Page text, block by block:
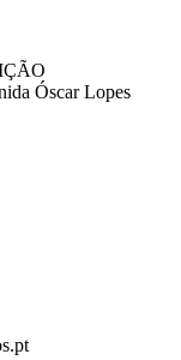
Óscar Lopes